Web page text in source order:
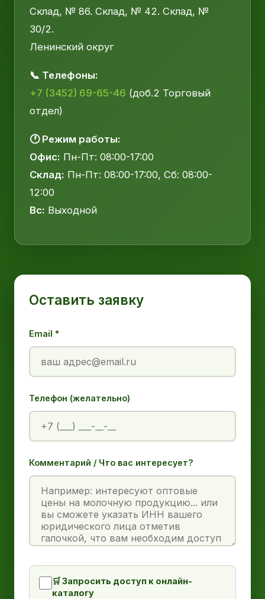
Склад, № 86. Склад, № 42. Склад, №
30/2.
Ленинский округ
📞 Телефоны:
+7 (3452) 69-65-46 (доб.2 Торговый
отдел)
🕐 Режим работы:
Офис: Пн-Пт: 08:00-17:00
Склад: Пн-Пт: 08:00-17:00, Сб: 08:00-
12:00
Вс: Выходной
Оставить заявку
Email *
Телефон (желательно)
Комментарий / Что вас интересует?
🛒 Запросить доступ к онлайн-
каталогу